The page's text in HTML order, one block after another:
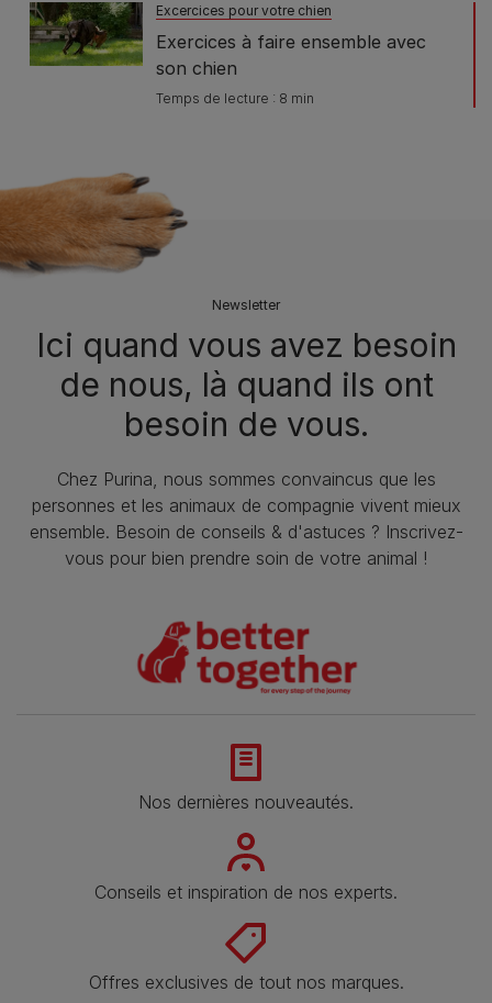
Excercices pour votre chien
Exercices à faire ensemble avec
son chien
Temps de lecture : 8 min
Newsletter
Ici quand vous avez besoin
de nous, là quand ils ont
besoin de vous.
Chez Purina, nous sommes convaincus que les
personnes et les animaux de compagnie vivent mieux
ensemble. Besoin de conseils & d'astuces ? Inscrivez-
vous pour bien prendre soin de votre animal !
Nos dernières nouveautés.
Conseils et inspiration de nos experts.
Offres exclusives de tout nos marques.